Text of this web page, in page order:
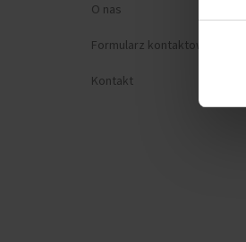
O nas
Formularz kontaktowy
Kontakt